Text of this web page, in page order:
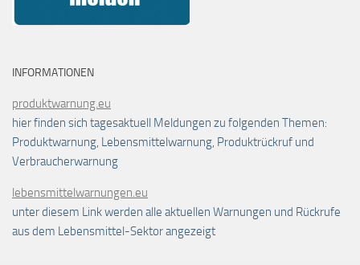
INFORMATIONEN
produktwarnung.eu
hier finden sich tagesaktuell Meldungen zu folgenden Themen:
Produktwarnung, Lebensmittelwarnung, Produktrückruf und
Verbraucherwarnung
lebensmittelwarnungen.eu
unter diesem Link werden alle aktuellen Warnungen und Rückrufe
aus dem Lebensmittel-Sektor angezeigt